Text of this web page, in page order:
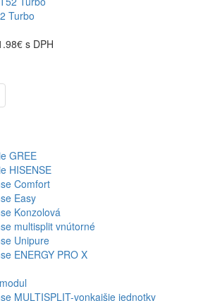
Turbo
s DPH
GREE
HISENSE
Comfort
Easy
Konzolová
multisplit vnútorné
Unipure
ENERGY PRO X
MULTISPLIT-vonkajšie jednotky